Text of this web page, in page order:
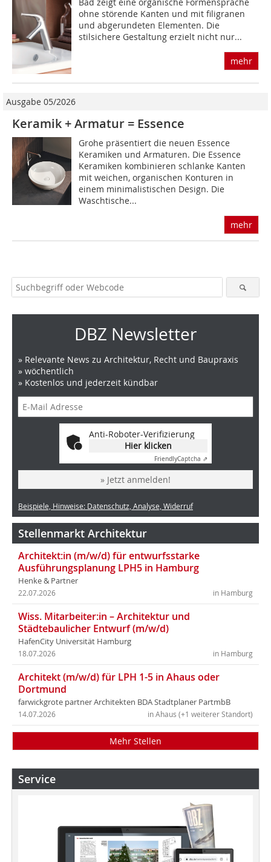
Bad zeigt eine organische Formensprache
ohne störende Kanten und mit filigranen
und abgerundeten Elementen. Die
stilsichere Gestaltung erzielt nicht nur...
mehr
Ausgabe 05/2026
Keramik + Armatur = Essence
Grohe präsentiert die neuen Essence
Keramiken und Armaturen. Die Essence
Keramiken kombinieren schlanke Kanten
mit weichen, organischen Konturen in
einem minimalistischen Design. Die
Waschtische...
mehr
DBZ Newsletter
» Relevante News zu Architektur, Recht und Baupraxis
» wöchentlich
» Kostenlos und jederzeit kündbar
Anti-Roboter-Verifizierung
Hier klicken
FriendlyCaptcha ⇗
» Jetzt anmelden!
Beispiele, Hinweise: Datenschutz, Analyse, Widerruf
Stellenmarkt Architektur
Architekt:in (m/w/d) für entwurfsstarke
Ausführungsplanung LPH5 in Hamburg
Henke & Partner
in Hamburg
22.07.2026
Wiss. Mitarbeiter:in – Architektur und
Städtebaulicher Entwurf (m/w/d)
HafenCity Universität Hamburg
in Hamburg
18.07.2026
Architekt (m/w/d) für LPH 1-5 in Ahaus oder
Dortmund
farwickgrote partner Architekten BDA Stadtplaner PartmbB
in Ahaus (+1 weiterer Standort)
14.07.2026
Mehr Stellen
Service